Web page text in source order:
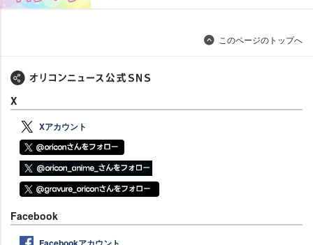
このページのトップへ
X
Xアカウント
Facebook